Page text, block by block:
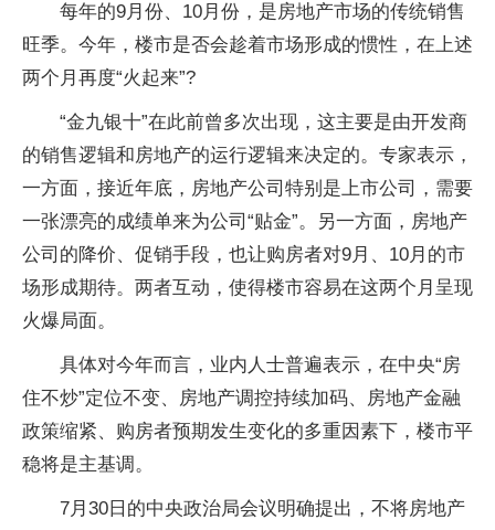
每年的9月份、10月份，是房地产市场的传统销售
旺季。今年，楼市是否会趁着市场形成的惯性，在上述
两个月再度“火起来”?
“金九银十”在此前曾多次出现，这主要是由开发商
的销售逻辑和房地产的运行逻辑来决定的。专家表示，
一方面，接近年底，房地产公司特别是上市公司，需要
一张漂亮的成绩单来为公司“贴金”。另一方面，房地产
公司的降价、促销手段，也让购房者对9月、10月的市
场形成期待。两者互动，使得楼市容易在这两个月呈现
火爆局面。
具体对今年而言，业内人士普遍表示，在中央“房
住不炒”定位不变、房地产调控持续加码、房地产金融
政策缩紧、购房者预期发生变化的多重因素下，楼市平
稳将是主基调。
7月30日的中央政治局会议明确提出，不将房地产